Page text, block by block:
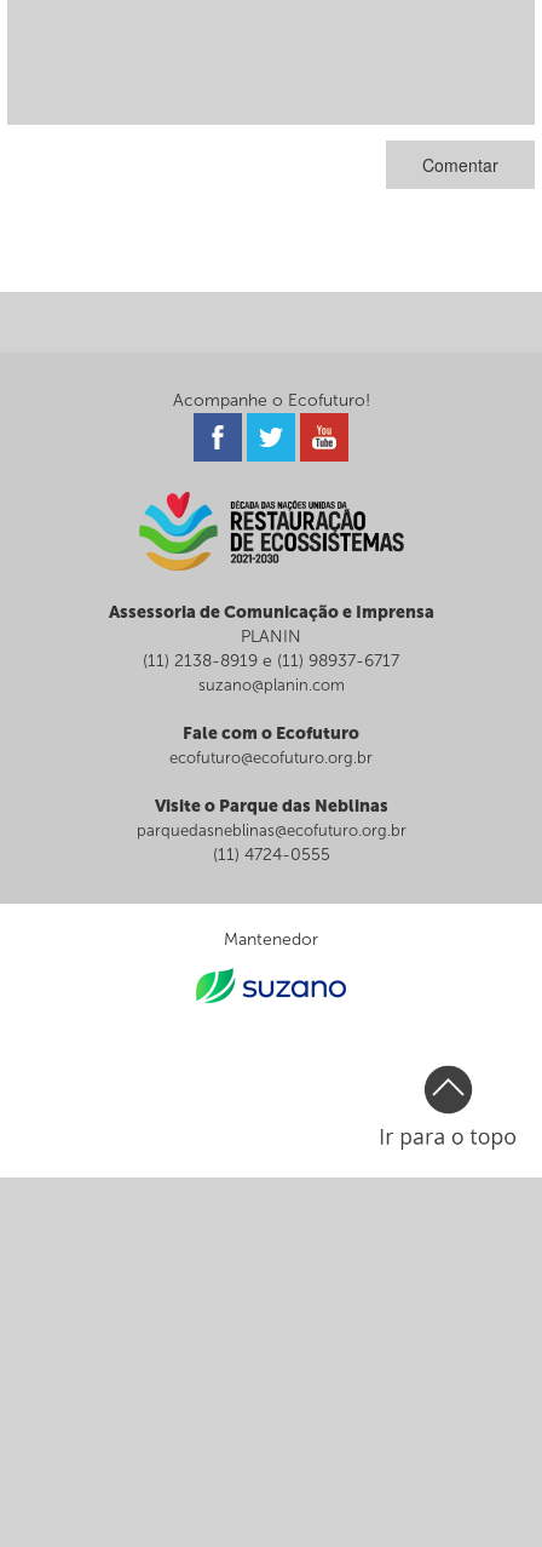
Acompanhe o Ecofuturo!
Assessoria de Comunicação e Imprensa
PLANIN
(11) 2138-8919 e (11) 98937-6717
suzano@planin.com
Fale com o Ecofuturo
ecofuturo@ecofuturo.org.br
Visite o Parque das Neblinas
parquedasneblinas@ecofuturo.org.br
(11) 4724-0555
Mantenedor